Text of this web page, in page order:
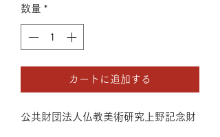
数量 *
カートに追加する
公共財団法人仏教美術研究上野記念財